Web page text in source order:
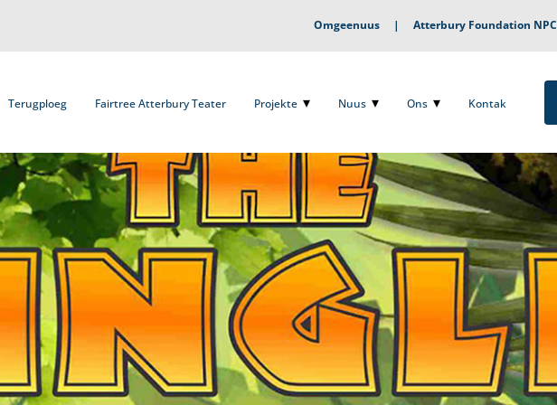
Omgeenuus| Atterbury Foundation NPC
Terugploeg Fairtree Atterbury Teater Projekte Nuus Ons Kontak